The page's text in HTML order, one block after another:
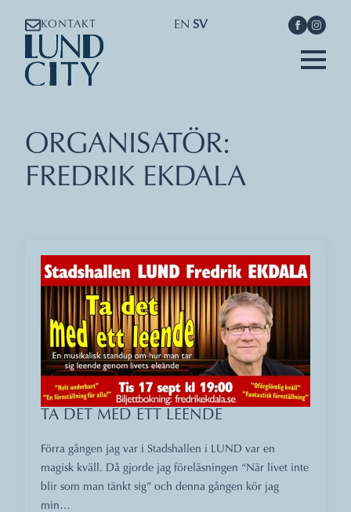
KONTAKT EN SV
ORGANISATÖR:
FREDRIK EKDALA
TA DET MED ETT LEENDE
Förra gången jag var i Stadshallen i LUND var en
magisk kväll. Då gjorde jag föreläsningen “När livet inte
blir som man tänkt sig” och denna gången kör jag
min…